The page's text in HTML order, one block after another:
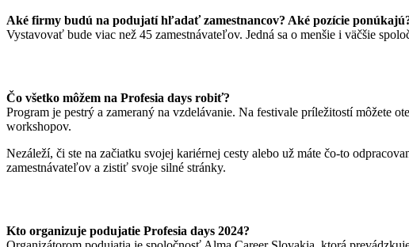
Aké firmy budú na podujatí hľadať zamestnancov? Aké pozície
Vystavovať bude viac než 45 zamestnávateľov. Jedná sa o menšie i väčšie
Čo všetko môžem na Profesia days robiť?
Program je pestrý a zameraný na vzdelávanie. Na festivale príležitostí môžete
workshopov.
Nezáleží, či ste na začiatku svojej kariérnej cesty alebo už máte čo-to
zamestnávateľov a zistiť svoje silné stránky.
Kto organizuje podujatie Profesia days 2024?